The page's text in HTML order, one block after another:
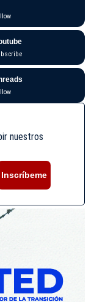
nuestros
Inscríbeme